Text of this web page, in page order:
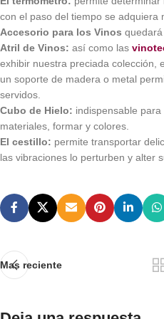
con el paso del tiempo se adquiera
Accesorio para los Vinos quedará
Atril de Vinos: así como las
exhibir nuestra preciada colección,
un soporte de madera o metal
servidos.
Cubo de Hielo: indispensable
materiales, formar y colores.
El cestillo: permite transportar
las vibraciones lo perturben y alter
Mas reciente